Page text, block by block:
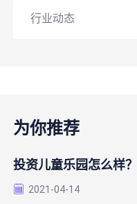
行业动态
为你推荐
投资儿童乐园怎么样？
2021-04-14